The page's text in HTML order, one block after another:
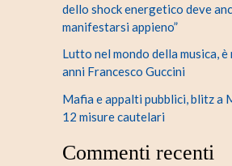
dello shock energetico deve
manifestarsi appieno”
Lutto nel mondo della musica,
anni Francesco Guccini
Mafia e appalti pubblici, blitz a
12 misure cautelari
Commenti recenti